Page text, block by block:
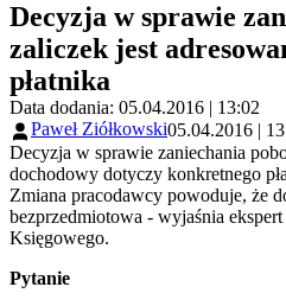
Decyzja w sprawie
zaliczek jest
płatnika
Data dodania: 05.04.2016 | 13:02
Paweł Ziółkowski05.04.2016 |
Decyzja w sprawie zaniechania
dochodowy dotyczy konkretnego
Zmiana pracodawcy powoduje, że
bezprzedmiotowa - wyjaśnia
Księgowego.
Pytanie